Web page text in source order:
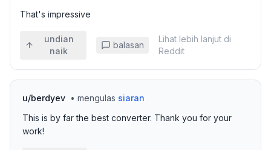
That's impressive
undian
naik
balasan
Lihat lebih lanjut di
Reddit
u/berdyev • mengulas siaran
This is by far the best converter. Thank you for your
work!